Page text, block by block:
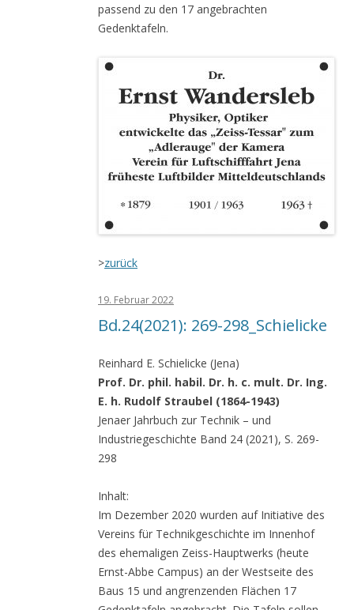
passend zu den 17 angebrachten
Gedenktafeln.
>zurück
19. Februar 2022
Bd.24(2021): 269-298_Schielicke
Reinhard E. Schielicke (Jena)
Prof. Dr. phil. habil. Dr. h. c. mult. Dr. Ing.
E. h. Rudolf Straubel (1864-1943)
Jenaer Jahrbuch zur Technik – und
Industriegeschichte Band 24 (2021), S. 269-
298
Inhalt:
Im Dezember 2020 wurden auf Initiative des
Vereins für Technikgeschichte im Innenhof
des ehemaligen Zeiss-Hauptwerks (heute
Ernst-Abbe Campus) an der Westseite des
Baus 15 und angrenzenden Flächen 17